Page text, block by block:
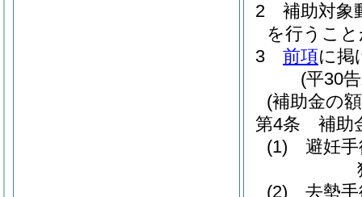
2
補助対象
を行うこ
3
前項に掲
(平30
(補助金の
第4条
補助
(1)
避妊
(2)
去勢